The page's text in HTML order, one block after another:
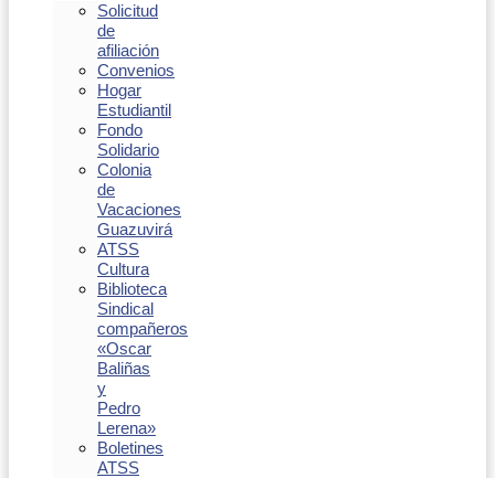
Solicitud
de
afiliación
Convenios
Hogar
Estudiantil
Fondo
Solidario
Colonia
de
Vacaciones
Guazuvirá
ATSS
Cultura
Biblioteca
Sindical
compañeros
«Oscar
Baliñas
y
Pedro
Lerena»
Boletines
ATSS